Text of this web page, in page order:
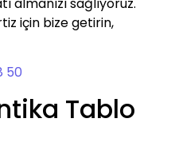
için bize getirin,
50
Tablo